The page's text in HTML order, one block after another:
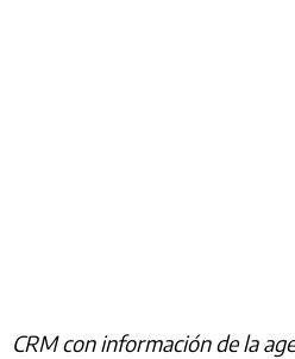
CRM con información de la